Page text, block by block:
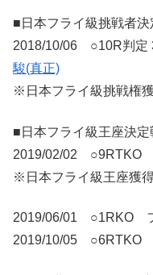
■日本フライ級挑戦者決
2018/10/06 ○10R判定
駿(真正)
※日本フライ級挑戦権
■日本フライ級王座決定
2019/02/02 ○9RTKO
※日本フライ級王座獲
2019/06/01 ○1RKO
2019/10/05 ○6RTKO